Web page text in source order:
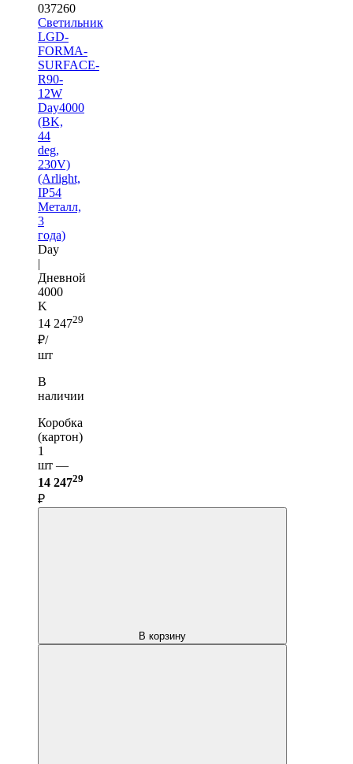
037260
Светильник
LGD-
FORMA-
SURFACE-
R90-
12W
Day4000
(BK,
44
deg,
230V)
(Arlight,
IP54
Металл,
3
года)
Day
|
Дневной
4000
K
14 24729
₽/
шт
В
наличии
Коробка
(картон)
1
шт —
14 24729
₽
В корзину